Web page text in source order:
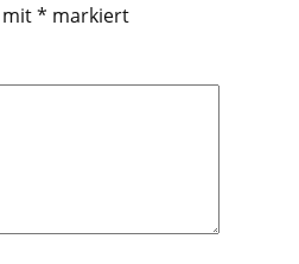
mit* markiert